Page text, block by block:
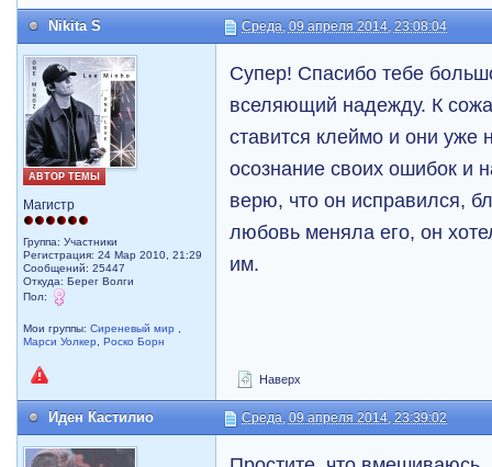
Nikita S Среда, 09 апреля 2014, 23:08:04
АВТОР ТЕМЫ
Магистр
Группа: Участники
Регистрация: 24 Мар 2010, 21:29
Сообщений: 25447
Откуда: Берег Волги
Пол:
Мои группы:Сиреневый мир
Марси Уолкер
,Роско Борн
Супер! Спасибо тебе
вселяющий надежду. К
ставится клеймо и они уже
осознание своих ошибок и
верю, что он исправился,
любовь меняла его, он
им.
Наверх
Иден Кастилио Среда, 09 апреля 2014, 23:39:02